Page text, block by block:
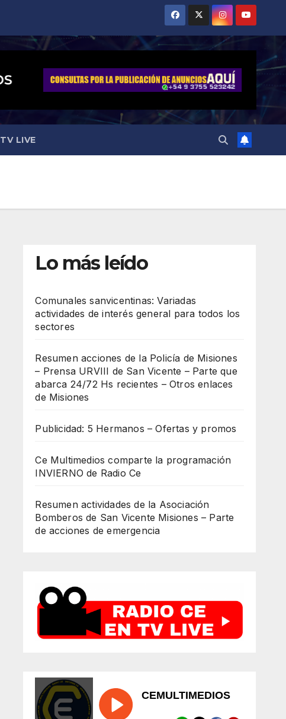
TV LIVE
Lo más leído
Comunales sanvicentinas: Variadas
actividades de interés general para todos los
sectores
Resumen acciones de la Policía de Misiones
– Prensa URVIII de San Vicente – Parte que
abarca 24/72 Hs recientes – Otros enlaces
de Misiones
Publicidad: 5 Hermanos – Ofertas y promos
Ce Multimedios comparte la programación
INVIERNO de Radio Ce
Resumen actividades de la Asociación
Bomberos de San Vicente Misiones – Parte
de acciones de emergencia